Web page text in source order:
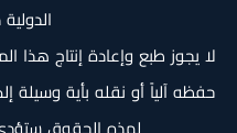
لا يجوز طبع وإعادة إنتاج هذا
حفظه آلياً أو نقله بأية وسيلة